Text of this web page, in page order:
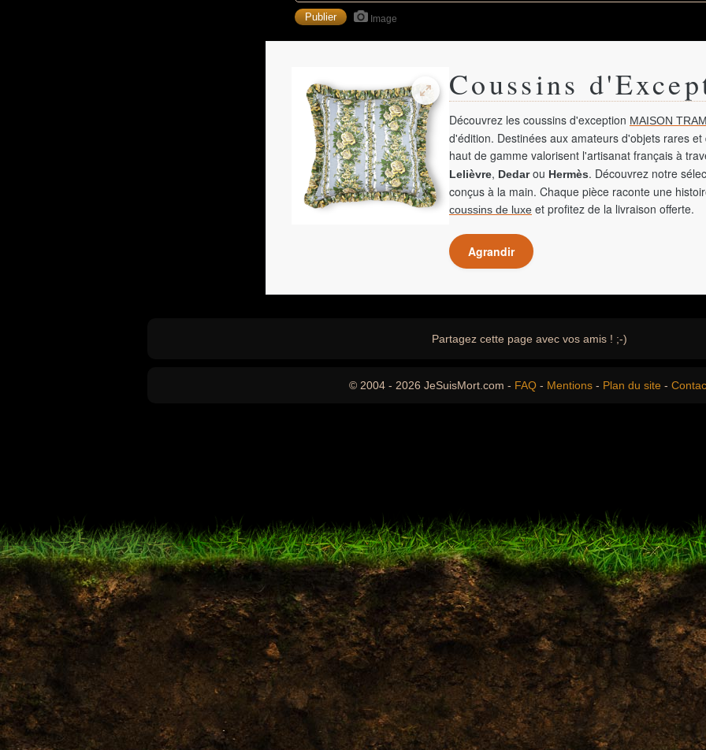
Image
Coussins
Découvrez les coussins d'exception MAISON
d'édition. Destinées aux amateurs d'objets rares
haut de gamme valorisent l'artisanat français à
Lelièvre, Dedarou Hermès. Découvrez notre
conçus à la main. Chaque pièce raconte une
coussins de luxe et profitez de la livraison offerte.
Agrandir
Partagez cette page avec vos amis ! ;-)
© 2004 - 2026 JeSuisMort.com - FAQ - Mentions - Plan du site -